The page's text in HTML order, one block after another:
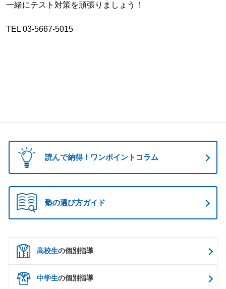
一緒にテスト対策を頑張りましょう！
TEL 03-5667-5015
読んで納得！ワンポイントコラム
塾の選び方ガイド
高校生の個別指導
中学生の個別指導